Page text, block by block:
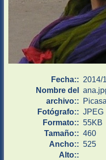
Fecha:: 2014/
Nombre del
archivo::
Fotógrafo::
Picasa
Formato::
JPEG
Tamaño::
55KB
Ancho::
460
Alto::
525